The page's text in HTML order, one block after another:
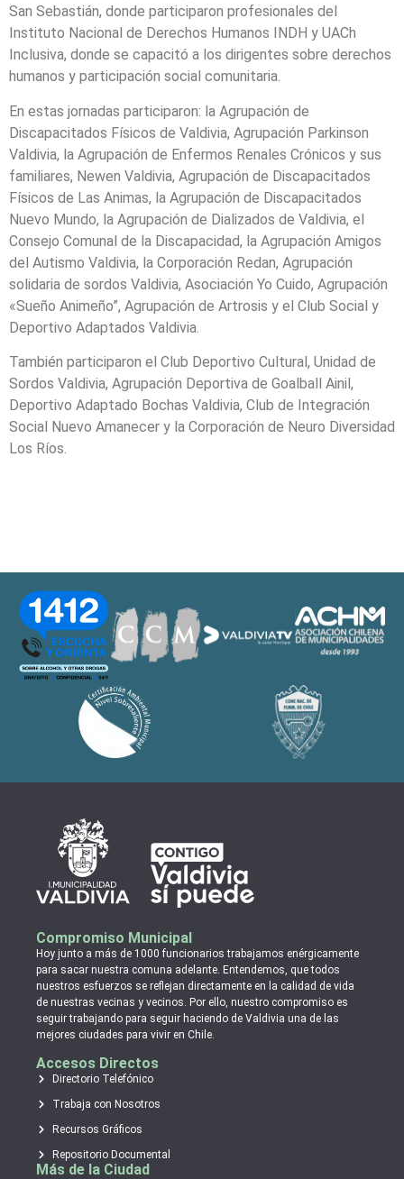
San Sebastián, donde participaron profesionales del
Instituto Nacional de Derechos Humanos INDH y UACh
Inclusiva, donde se capacitó a los dirigentes sobre derechos
humanos y participación social comunitaria.
En estas jornadas participaron: la Agrupación de
Discapacitados Físicos de Valdivia, Agrupación Parkinson
Valdivia, la Agrupación de Enfermos Renales Crónicos y sus
familiares, Newen Valdivia, Agrupación de Discapacitados
Físicos de Las Animas, la Agrupación de Discapacitados
Nuevo Mundo, la Agrupación de Dializados de Valdivia, el
Consejo Comunal de la Discapacidad, la Agrupación Amigos
del Autismo Valdivia, la Corporación Redan, Agrupación
solidaria de sordos Valdivia, Asociación Yo Cuido, Agrupación
«Sueño Animeño”, Agrupación de Artrosis y el Club Social y
Deportivo Adaptados Valdivia.
También participaron el Club Deportivo Cultural, Unidad de
Sordos Valdivia, Agrupación Deportiva de Goalball Ainil,
Deportivo Adaptado Bochas Valdivia, Club de Integración
Social Nuevo Amanecer y la Corporación de Neuro Diversidad
Los Ríos.
Compromiso Municipal
Hoy junto a más de 1000 funcionarios trabajamos enérgicamente
para sacar nuestra comuna adelante. Entendemos, que todos
nuestros esfuerzos se reflejan directamente en la calidad de vida
de nuestras vecinas y vecinos. Por ello, nuestro compromiso es
seguir trabajando para seguir haciendo de Valdivia una de las
mejores ciudades para vivir en Chile.
Accesos Directos
Directorio Telefónico
Trabaja con Nosotros
Recursos Gráficos
Repositorio Documental
Más de la Ciudad